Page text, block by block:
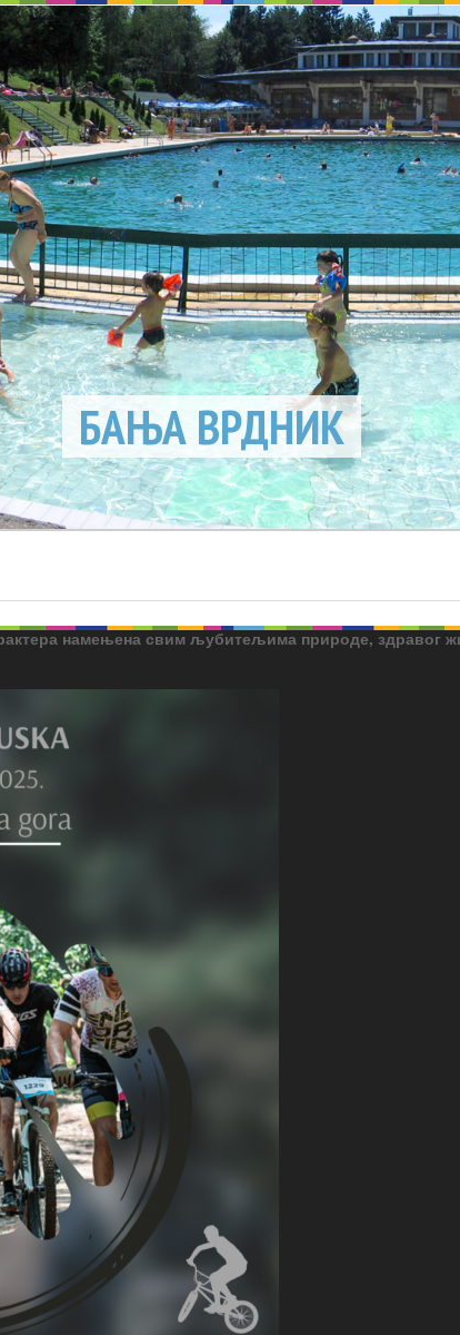
БАЊА ВРДНИК
намењена свим љубитељима природе, здравог